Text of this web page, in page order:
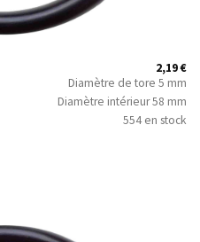
2,19€
Diamètre de tore 5 mm
Diamètre intérieur 58 mm
554 en stock